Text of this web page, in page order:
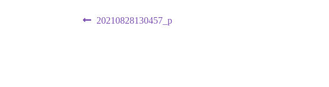
投前
20210828130457_p